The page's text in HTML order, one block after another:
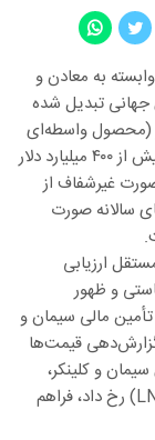
وابسته به معادن و
جهانی تبدیل شده
و کلینکر (محصول واسطه‌ای
سیمان) در سطح جهان معامله می‌شود که ارزشی بیش از ۴۰۰ میلیارد دلار
غیرشفاف از
سالانه صورت
ارزیابی
و ظهور
مالی سیمان و
قیمت‌ها
و کلینکر،
مشابه آنچه برای سنگ آهن و گاز طبیعی مایع (LNG) رخ داد، فراهم